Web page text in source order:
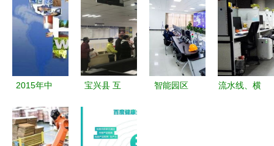
趋势分析
式的创业新
机遇
服务市场格
局与差异化
策略
底层知识
深入理解互
联网服务
2015年中
行业发展报
告 互联网
宝兴县 互
治理服务让
智能园区
流水线、横